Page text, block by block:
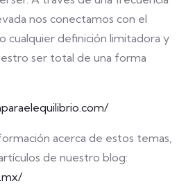
nos conectamos con el
cualquier definición limitadora y
ser total de una forma
acerca de estos temas,
de nuestro blog: